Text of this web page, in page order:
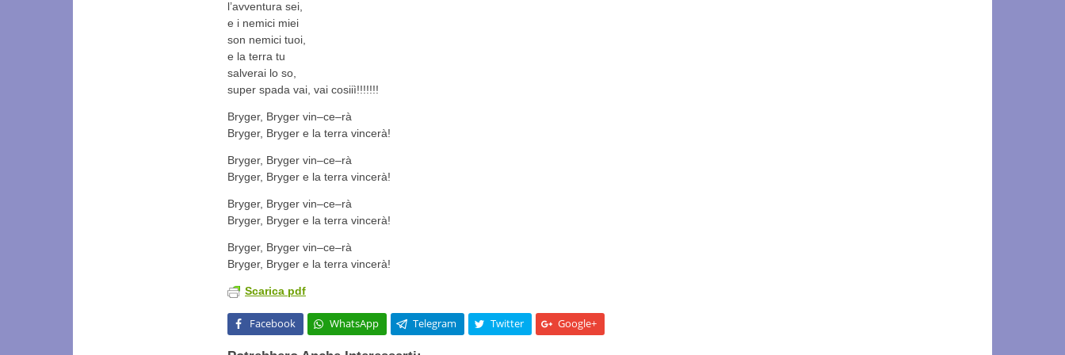
l’avventura sei,
e i nemici miei
son nemici tuoi,
e la terra tu
salverai lo so,
super spada vai, vai cosiiì!!!!!!!
Bryger, Bryger vin–ce–rà
Bryger, Bryger e la terra vincerà!
Bryger, Bryger vin–ce–rà
Bryger, Bryger e la terra vincerà!
Bryger, Bryger vin–ce–rà
Bryger, Bryger e la terra vincerà!
Bryger, Bryger vin–ce–rà
Bryger, Bryger e la terra vincerà!
Scarica pdf
Facebook WhatsApp Telegram Twitter Google+